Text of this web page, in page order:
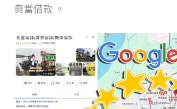
典當借款 。